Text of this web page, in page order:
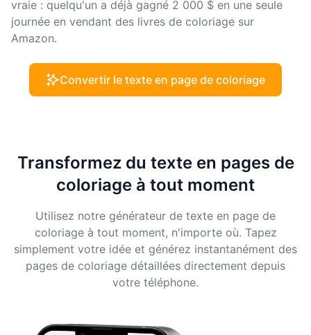
vraie : quelqu'un a déjà gagné 2 000 $ en une seule
journée en vendant des livres de coloriage sur
Amazon.
Convertir le texte en page de coloriage
Transformez du texte en pages de
coloriage à tout moment
Utilisez notre générateur de texte en page de
coloriage à tout moment, n'importe où. Tapez
simplement votre idée et générez instantanément des
pages de coloriage détaillées directement depuis
votre téléphone.